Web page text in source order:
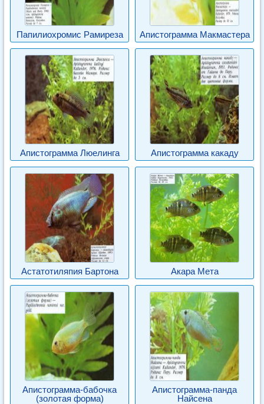
Папилиохромис Рамиреза Апистограмма Макмастера
Апистограмма Люелинга Апистограмма какаду
Астатотиляпия Бартона Акара Мета
Апистограмма-бабочка
(золотая форма)
Апистограмма-панда
Найсена